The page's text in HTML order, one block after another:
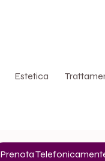
Estetica
Prenota